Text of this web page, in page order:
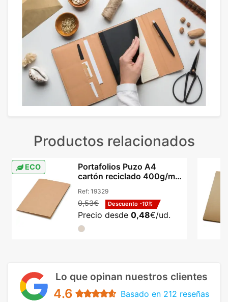
Productos relacionados
ECO
Portafolios Puzo A4
cartón reciclado 400g/m²
Ref: 19329
0,53€ Descuento -10%
Precio desde 0,48€/ud.
Lo que opinan nuestros clientes
4.6 Basado en 212 reseñas